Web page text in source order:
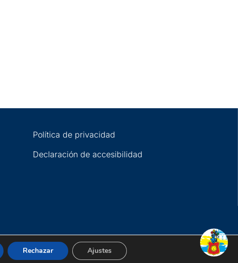
Política de privacidad
Declaración de accesibilidad
Rechazar Ajustes